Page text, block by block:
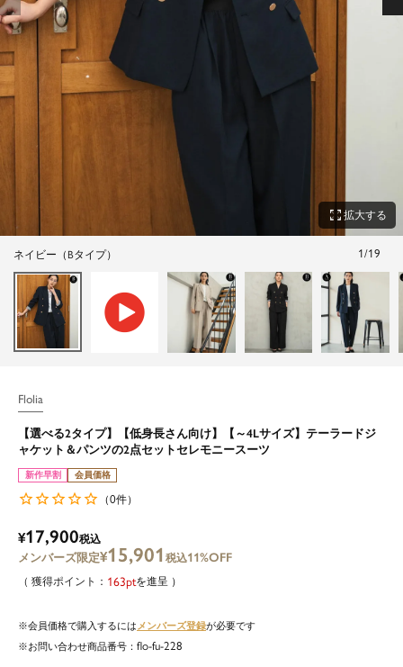
zoom_out_map 拡大する
ネイビー（Bタイプ） 1/19
Flolia
【選べる2タイプ】【低身長さん向け】【～4Lサイズ】テーラードジ
ャケット＆パンツの2点セットセレモニースーツ
新作早割 会員価格
（0件）
¥17,900税込
¥15,901 税込11%OFF
163 を進呈
会員価格で購入するには メンバーズ登録が必要です
商品番号
flo-fu-228